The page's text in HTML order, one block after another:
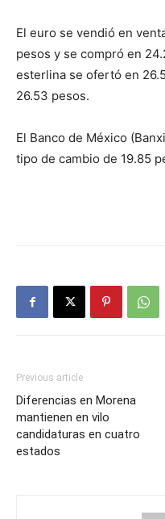
El euro se vendió en
pesos y se compró en
esterlina se ofertó en
26.53 pesos.
El Banco de México
tipo de cambio de 19.85
Previous article
Diferencias en Morena
mantienen en vilo
candidaturas en cuatro
estados